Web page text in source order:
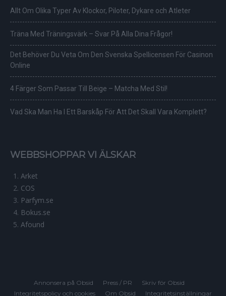
Allt Om Olika Typer Av Klockor, Piloter, Dykare och Atleter
Träna Med Träningsvärk – Svar På Alla Dina Frågor!
Det Behöver Du Veta Om Den Svenska Spellicensen För Casinon
Online
4 Färger Som Passar Till Beige – Matcha Med Stil!
Vad Ska Man Ha I Ett Barskåp För Att Det Skall Vara Komplett?
WEBBSHOPPAR VI ÄLSKAR
Arket
COS
Parfym.se
Bokus.se
Afound
Annonsera på Obsid Press / PR
Skriv för Obsid
Integritetspolicy och cookies
Om Obsid Integritetsinställningar